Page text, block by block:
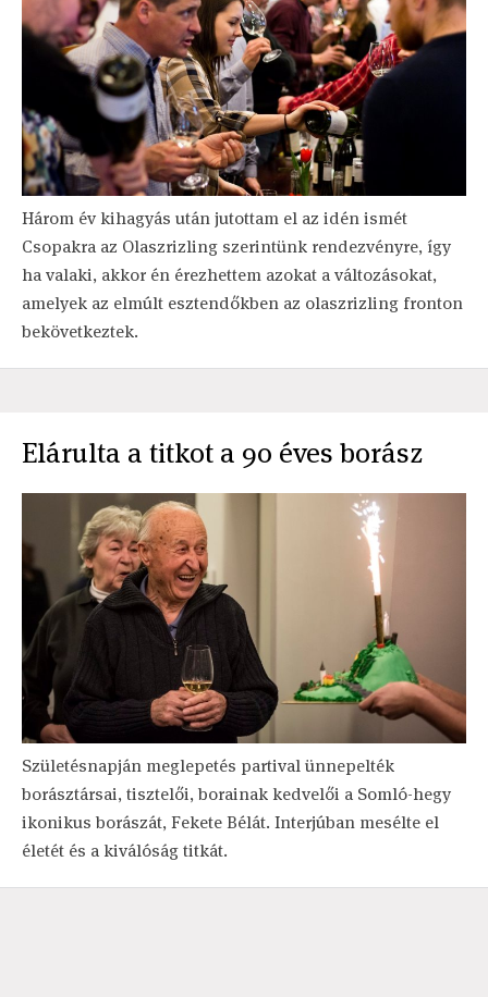
Három év kihagyás után jutottam el az idén ismét
Csopakra az Olaszrizling szerintünk rendezvényre, így
ha valaki, akkor én érezhettem azokat a változásokat,
amelyek az elmúlt esztendőkben az olaszrizling fronton
bekövetkeztek.
Elárulta a titkot a 90 éves borász
Születésnapján meglepetés partival ünnepelték
borásztársai, tisztelői, borainak kedvelői a Somló-hegy
ikonikus borászát, Fekete Bélát. Interjúban mesélte el
életét és a kiválóság titkát.